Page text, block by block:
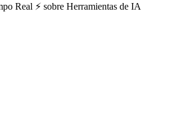
Real ⚡️ sobre Herramientas de IA